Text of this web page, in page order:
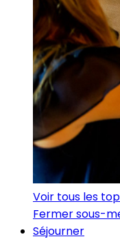
Voir tous les
Fermer sous-
Séjourner